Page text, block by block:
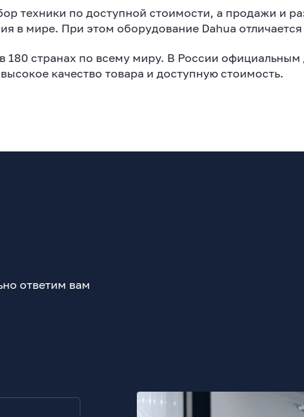
техники по доступной стоимости, а продажи и
в мире. При этом оборудование Dahua
странах по всему миру. В России официальным
качество товара и доступную стоимость.
ответим вам